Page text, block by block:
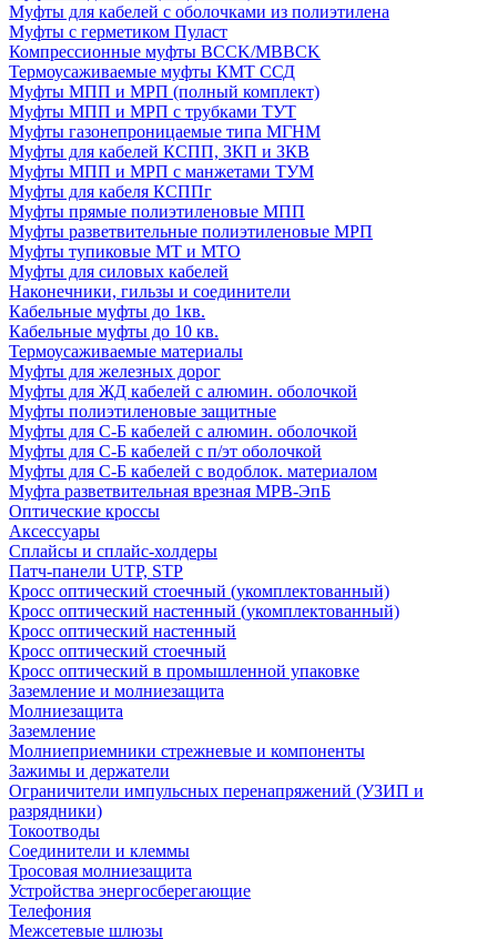
Муфты для кабелей с оболочками из полиэтилена
Муфты с герметиком Пуласт
Компрессионные муфты BCCK/MBBCK
Термоусаживаемые муфты КМТ ССД
Муфты МПП и МРП (полный комплект)
Муфты МПП и МРП с трубками ТУТ
Муфты газонепроницаемые типа МГНМ
Муфты для кабелей КСПП, ЗКП и ЗКВ
Муфты МПП и МРП с манжетами ТУМ
Муфты для кабеля КСППг
Муфты прямые полиэтиленовые МПП
Муфты разветвительные полиэтиленовые МРП
Муфты тупиковые МТ и МТО
Муфты для силовых кабелей
Наконечники, гильзы и соединители
Кабельные муфты до 1кв.
Кабельные муфты до 10 кв.
Термоусаживаемые материалы
Муфты для железных дорог
Муфты для ЖД кабелей с алюмин. оболочкой
Муфты полиэтиленовые защитные
Муфты для С-Б кабелей с алюмин. оболочкой
Муфты для С-Б кабелей с п/эт оболочкой
Муфты для С-Б кабелей с водоблок. материалом
Муфта разветвительная врезная МРВ-ЭпБ
Оптические кроссы
Аксессуары
Сплайсы и сплайс-холдеры
Патч-панели UTP, STP
Кросс оптический стоечный (укомплектованный)
Кросс оптический настенный (укомплектованный)
Кросс оптический настенный
Кросс оптический стоечный
Кросс оптический в промышленной упаковке
Заземление и молниезащита
Молниезащита
Заземление
Молниеприемники стрежневые и компоненты
Зажимы и держатели
Ограничители импульсных перенапряжений (УЗИП и
разрядники)
Токоотводы
Соединители и клеммы
Тросовая молниезащита
Устройства энергосберегающие
Телефония
Межсетевые шлюзы